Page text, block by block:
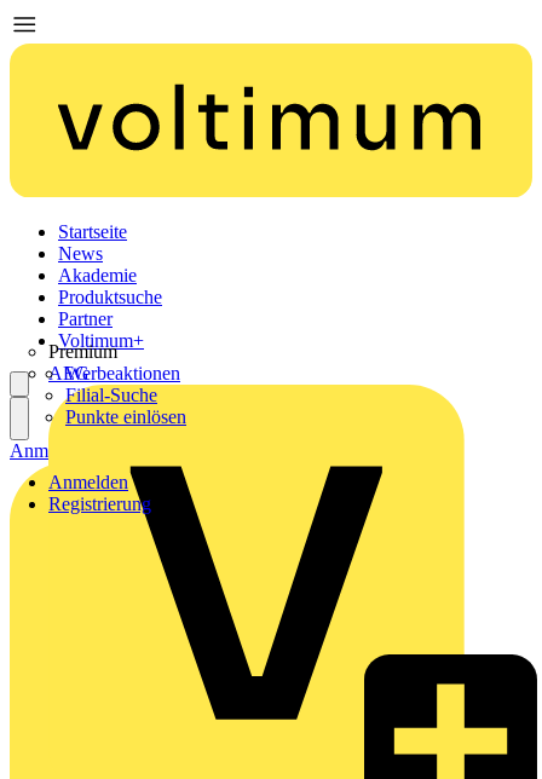
Startseite
News
Akademie
Produktsuche
Partner
Premium
AEG
Voltimum+
Werbeaktionen
Filial-Suche
Punkte einlösen
Anmelden
Registrierung
Anmelden